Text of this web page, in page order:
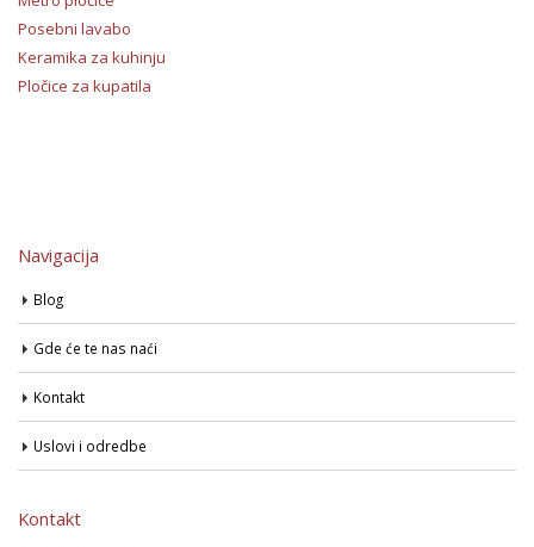
Posebni lavabo
Keramika za kuhinju
Pločice za kupatila
Navigacija
Blog
Gde će te nas naći
Kontakt
Uslovi i odredbe
Kontakt